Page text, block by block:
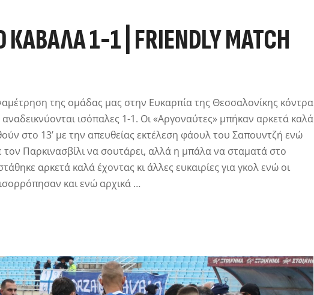
1-1 | FRIENDLY MATCH
της ομάδας μας στην Ευκαρπία της Θεσσαλονίκης κόντρα
ισόπαλες 1-1. Οι «Αργοναύτες» μπήκαν αρκετά καλά
στο 13’ με την απευθείας εκτέλεση φάουλ του Σαπουντζή ενώ
τον Παρκινασβίλι να σουτάρει, αλλά η μπάλα να σταματά στο
αρκετά καλά έχοντας κι άλλες ευκαιρίες για γκολ ενώ οι
και ενώ αρχικά …